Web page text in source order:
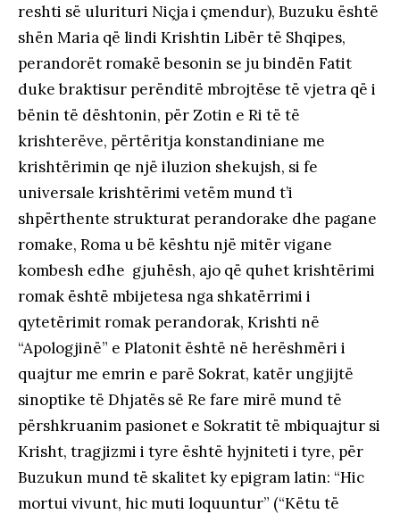
reshti së ulurituri Niçja i çmendur), Buzuku është
shën Maria që lindi Krishtin Libër të Shqipes,
perandorët romakë besonin se ju bindën Fatit
duke braktisur perënditë mbrojtëse të vjetra që i
bënin të dështonin, për Zotin e Ri të të
krishterëve, përtëritja konstandiniane me
krishtërimin qe një iluzion shekujsh, si fe
universale krishtërimi vetëm mund t’i
shpërthente strukturat perandorake dhe pagane
romake, Roma u bë kështu një mitër vigane
kombesh edhe gjuhësh, ajo që quhet krishtërimi
romak është mbijetesa nga shkatërrimi i
qytetërimit romak perandorak, Krishti në
“Apologjinë” e Platonit është në herëshmëri i
quajtur me emrin e parë Sokrat, katër ungjijtë
sinoptike të Dhjatës së Re fare mirë mund të
përshkruanim pasionet e Sokratit të mbiquajtur si
Krisht, tragjizmi i tyre është hyjniteti i tyre, për
Buzukun mund të skalitet ky epigram latin: “Hic
mortui vivunt, hic muti loquuntur” (“Këtu të